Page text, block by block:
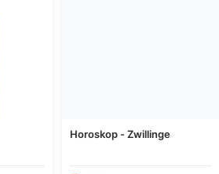
Horoskop - Zwillinge